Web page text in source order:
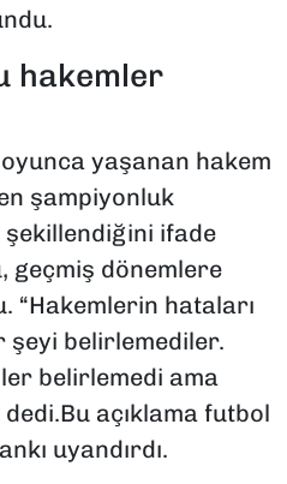
hakemler
yaşanan hakem
şampiyonluk
şekillendiğini ifade
geçmiş dönemlere
“Hakemlerin hataları
şeyi belirlemediler.
belirlemedi ama
açıklama futbol
uyandırdı.